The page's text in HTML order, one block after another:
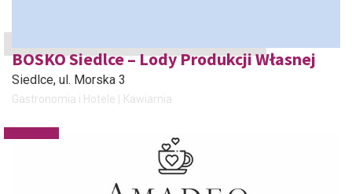
BOSKO Siedlce – Lody Produkcji Własnej
Siedlce, ul. Morska 3
Gastronomia i Hotele Kawiarnia